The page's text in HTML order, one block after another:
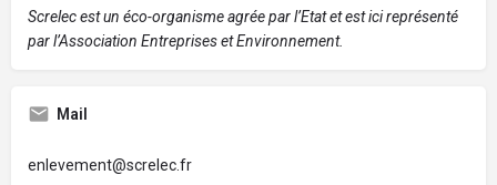
Screlec est un éco-organisme agrée par l’Etat et est ici représenté
par l’Association Entreprises et Environnement.
Mail
enlevement@screlec.fr